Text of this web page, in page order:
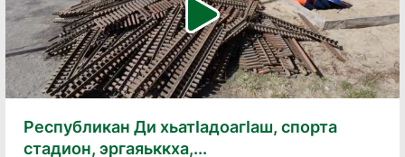
Республикан Ди хьатӏадоагӏаш, спорта
стадион, эргаяьккха,...